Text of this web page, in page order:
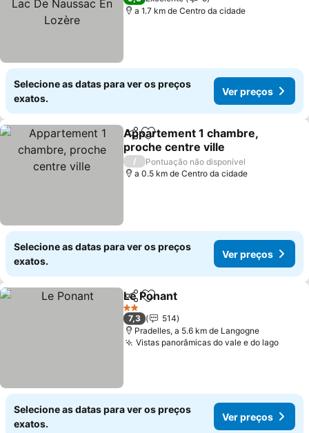
a 1.7 km de Centro da cidade
Selecione as datas para ver os preços
exatos.
Ver preços
PartilharAdicionar aos favoritos
Appartement 1 chambre,
proche centre ville
/
Pontuação não disponível
a 0.5 km de Centro da cidade
Selecione as datas para ver os preços
exatos.
Ver preços
PartilharAdicionar aos favoritos
Le Ponant
2 Estrelas
7,3
514
Pradelles, a 5.6 km de Langogne
Vistas panorâmicas do vale e do lago
Selecione as datas para ver os preços
exatos.
Ver preços